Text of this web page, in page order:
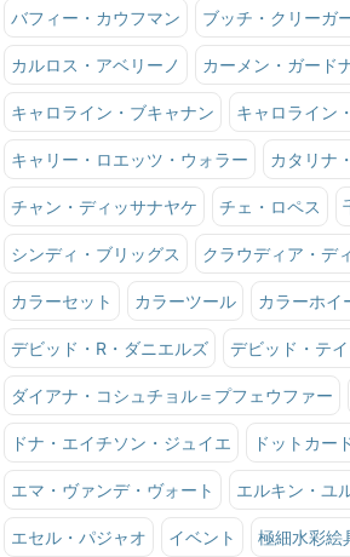
バフィー・カウフマン ブッチ・クリーガ
カルロス・アベリーノ カーメン・ガード
キャロライン・ブキャナン キャロライン
キャリー・ロエッツ・ウォラー カタリナ
チャン・ディッサナヤケ チェ・ロペス
シンディ・ブリッグス クラウディア・デ
カラーセット カラーツール カラーホイ
デビッド・R・ダニエルズ デビッド・テ
ダイアナ・コシュチョル＝プフェウファー
ドナ・エイチソン・ジュイエ ドットカー
エマ・ヴァンデ・ヴォート エルキン・ユ
エセル・パジャオ イベント 極細水彩絵